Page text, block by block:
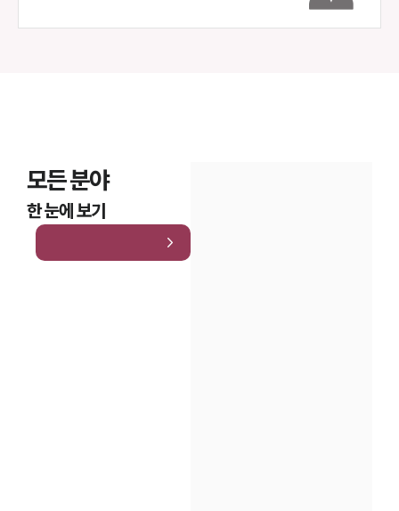
모든 분야
한 눈에 보기